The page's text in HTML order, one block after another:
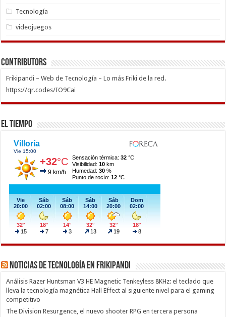
Tecnología
videojuegos
Contributors
Frikipandi – Web de Tecnología – Lo más Friki de la red.
https://qr.codes/IO9Cai
El Tiempo
Noticias de Tecnología en Frikipandi
Análisis Razer Huntsman V3 HE Magnetic Tenkeyless 8KHz: el teclado que
lleva la tecnología magnética Hall Effect al siguiente nivel para el gaming
competitivo
The Division Resurgence, el nuevo shooter RPG en tercera persona